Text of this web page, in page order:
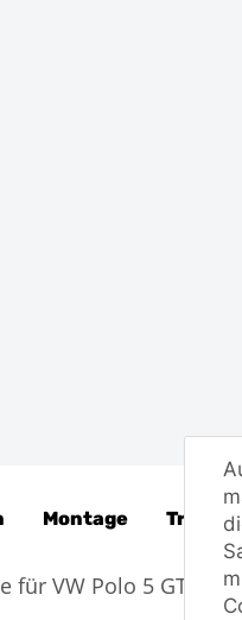
Montage
VW Polo 5 GTI